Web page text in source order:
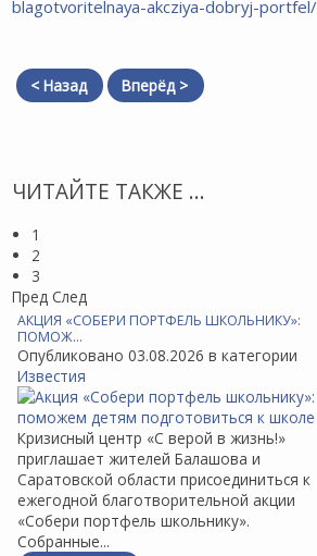
blagotvoritelnaya-akcziya-dobryj-portfel/
< Назад Вперёд >
ЧИТАЙТЕ ТАКЖЕ ...
1
2
3
Пред След
АКЦИЯ «СОБЕРИ ПОРТФЕЛЬ ШКОЛЬНИКУ»:
ПОМОЖ…
Опубликовано 03.08.2026 в категории
Известия
Кризисный центр «С верой в жизнь!»
приглашает жителей Балашова и
Саратовской области присоединиться к
ежегодной благотворительной акции
«Собери портфель школьнику».
Собранные...